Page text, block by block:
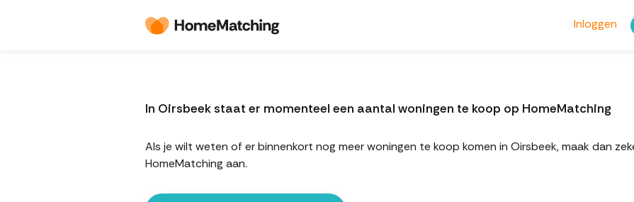
Inloggen
In Oirsbeek staat er momenteel een aantal woningen te koop op HomeMatching
Als je wilt weten of er binnenkort nog meer woningen te koop komen in Oirsbeek, maak dan
HomeMatching aan.